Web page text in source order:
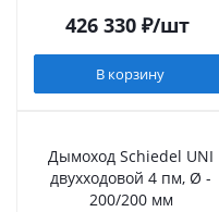
426 330₽/шт
В корзину
Дымоход Schiedel UNI
двухходовой 4 пм, Ø -
200/200 мм